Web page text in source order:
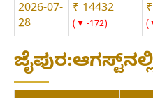
2026-07-
28
₹ 14432
▼ -172